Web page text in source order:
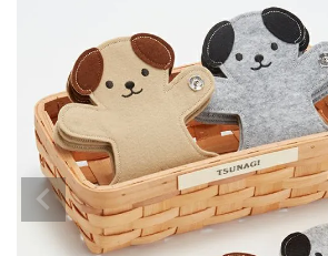
年齢から選ぶ
モンテッソーリの分野から選ぶ